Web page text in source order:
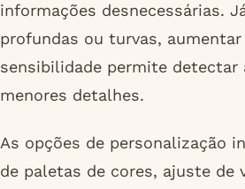
informações desnecessárias.
profundas ou turvas, aumentar
sensibilidade permite detectar
menores detalhes.
As opções de personalização
de paletas de cores, ajuste de